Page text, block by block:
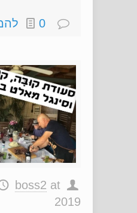
0
boss2 at
2019